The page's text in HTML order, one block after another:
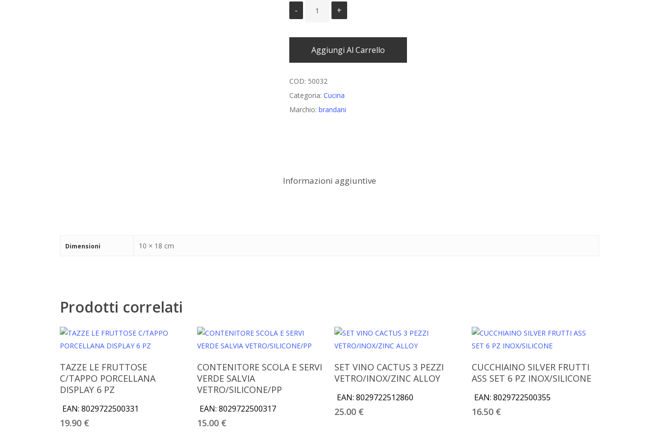
Aggiungi Al Carrello
COD: 50032
Categoria: Cucina
Marchio: brandani
Informazioni aggiuntive
Dimensioni 10 × 18 cm
Prodotti correlati
Aggiungi Al Carrello
TAZZE LE FRUTTOSE
C/TAPPO PORCELLANA
DISPLAY 6 PZ
EAN: 8029722500331
19.90 €
Aggiungi Al Carrello
CONTENITORE SCOLA E SERVI
VERDE SALVIA
VETRO/SILICONE/PP
EAN: 8029722500317
15.00 €
Aggiungi Al Carrello
SET VINO CACTUS 3 PEZZI
VETRO/INOX/ZINC ALLOY
EAN: 8029722512860
25.00 €
Aggiungi Al Carrello
CUCCHIAINO SILVER FRUTTI
ASS SET 6 PZ INOX/SILICONE
EAN: 8029722500355
16.50 €